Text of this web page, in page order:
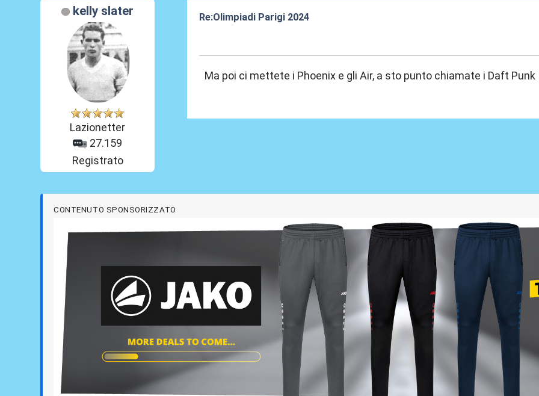
kelly slater
Lazionetter
27.159
Registrato
Re:Olimpiadi Parigi 2024
Ma poi ci mettete i Phoenix e gli Air, a sto punto chiamate i Daft Punk
CONTENUTO SPONSORIZZATO